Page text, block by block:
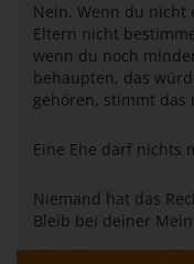
Nein. Wenn du
Eltern nicht
wenn du noch
behaupten, das
gehören, stimmt das
Eine Ehe darf nichts
Niemand hat das
Bleib bei deiner